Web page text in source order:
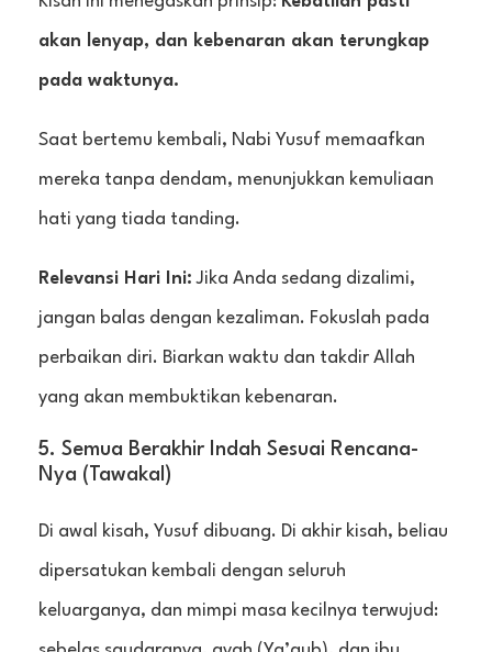
akan lenyap, dan kebenaran akan terungkap
pada waktunya.
Saat bertemu kembali, Nabi Yusuf memaafkan
mereka tanpa dendam, menunjukkan kemuliaan
hati yang tiada tanding.
Relevansi Hari Ini: Jika Anda sedang dizalimi,
jangan balas dengan kezaliman. Fokuslah pada
perbaikan diri. Biarkan waktu dan takdir Allah
yang akan membuktikan kebenaran.
5. Semua Berakhir Indah Sesuai Rencana-
Nya (Tawakal)
Di awal kisah, Yusuf dibuang. Di akhir kisah, beliau
dipersatukan kembali dengan seluruh
keluarganya, dan mimpi masa kecilnya terwujud: